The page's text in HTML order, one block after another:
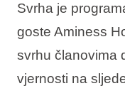
Svrha je
goste Aminess
svrhu članovima
vjernosti na